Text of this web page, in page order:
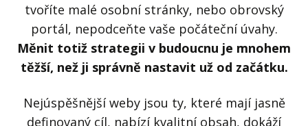
tvoříte malé osobní stránky, nebo obrovský
portál, nepodceňte vaše počáteční úvahy.
Měnit totiž strategii v budoucnu je mnohem
těžší, než ji správně nastavit už od začátku.
Nejúspěšnější weby jsou ty, které mají jasně
definovaný cíl, nabízí kvalitní obsah, dokáží